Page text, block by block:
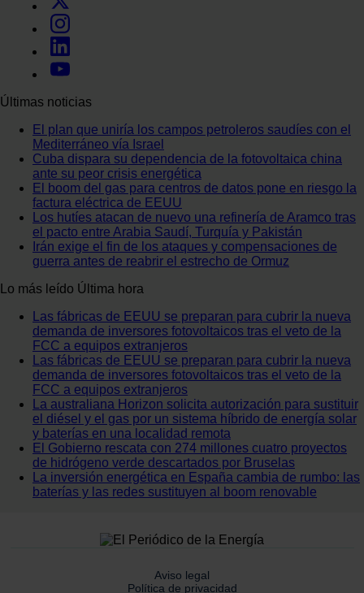
Últimas noticias
El plan que uniría los campos petroleros saudíes con el
Mediterráneo vía Israel
Cuba dispara su dependencia de la fotovoltaica china
ante su peor crisis energética
El boom del gas para centros de datos pone en riesgo la
factura eléctrica de EEUU
Los hutíes atacan de nuevo una refinería de Aramco tras
el pacto entre Arabia Saudí, Turquía y Pakistán
Irán exige el fin de los ataques y compensaciones de
guerra antes de reabrir el estrecho de Ormuz
Lo más leído Última hora
Las fábricas de EEUU se preparan para cubrir la nueva
demanda de inversores fotovoltaicos tras el veto de la
FCC a equipos extranjeros
Las fábricas de EEUU se preparan para cubrir la nueva
demanda de inversores fotovoltaicos tras el veto de la
FCC a equipos extranjeros
La australiana Horizon solicita autorización para sustituir
el diésel y el gas por un sistema híbrido de energía solar
y baterías en una localidad remota
El Gobierno rescata con 274 millones cuatro proyectos
de hidrógeno verde descartados por Bruselas
La inversión energética en España cambia de rumbo: las
baterías y las redes sustituyen al boom renovable
Aviso legal
Política de privacidad